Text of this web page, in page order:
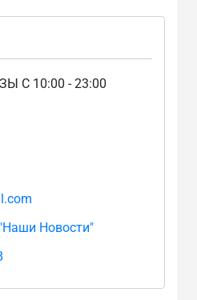
С 10:00 - 23:00
Новости"